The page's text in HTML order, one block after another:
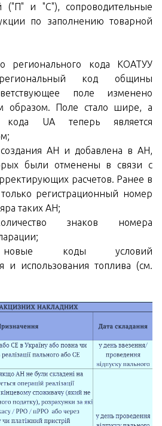
("П" и "С"), сопроводительные
по заполнению товарной
регионального кода КОАТУУ
региональный код общины
поле изменено
образом. Поле стало шире, а
кода UA теперь является
создания АН и добавлена в АН,
были отменены в связи с
расчетов. Ранее в
регистрационный номер
таких АН;
знаков номера
новые коды условий
и использования топлива (см.